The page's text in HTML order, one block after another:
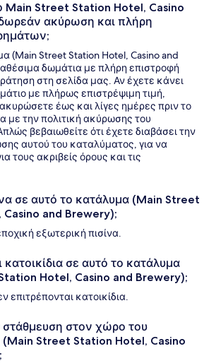
Main Street Station Hotel, Casino
ακύρωση και πλήρη
(Main Street Station Hotel, Casino and
δωμάτια με πλήρη επιστροφή
στη σελίδα μας. Αν έχετε κάνει
με πλήρως επιστρέψιμη τιμή,
έως και λίγες ημέρες πριν το
με την πολιτική ακύρωσης του
βεβαιωθείτε ότι έχετε διαβάσει την
αυτού του καταλύματος, για να
τους ακριβείς όρους και τις
σε αυτό το κατάλυμα (Main Street
and Brewery);
εξωτερική πισίνα.
κατοικίδια σε αυτό το κατάλυμα
Hotel, Casino and Brewery);
επιτρέπονται κατοικίδια.
στάθμευση στον χώρο του
(Main Street Station Hotel, Casino